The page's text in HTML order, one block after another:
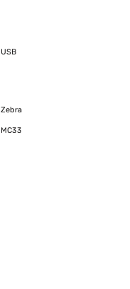
USB
Zebra
MC33